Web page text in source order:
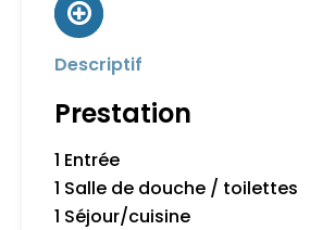
Descriptif
Prestation
1 Entrée
1 Salle de douche / toilettes
1 Séjour/cuisine